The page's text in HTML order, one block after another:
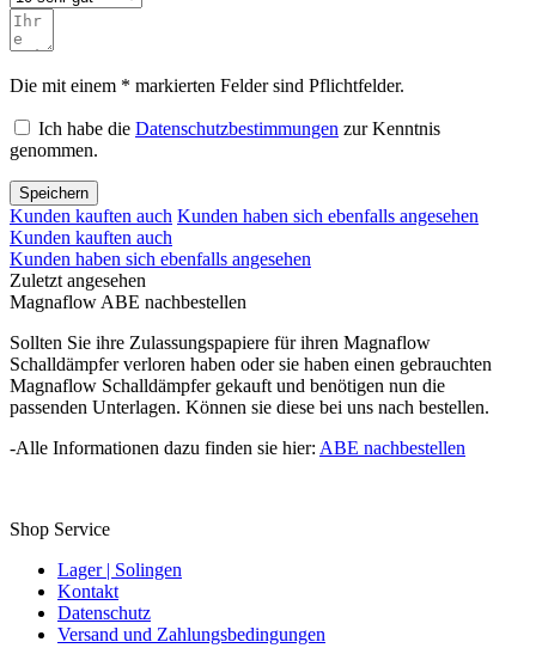
Die mit einem * markierten Felder sind Pflichtfelder.
Ich habe die Datenschutzbestimmungen zur Kenntnis
genommen.
Speichern
Kunden kauften auch Kunden haben sich ebenfalls angesehen
Kunden kauften auch
Kunden haben sich ebenfalls angesehen
Zuletzt angesehen
Magnaflow ABE nachbestellen
Sollten Sie ihre Zulassungspapiere für ihren Magnaflow
Schalldämpfer verloren haben oder sie haben einen gebrauchten
Magnaflow Schalldämpfer gekauft und benötigen nun die
passenden Unterlagen. Können sie diese bei uns nach bestellen.
-Alle Informationen dazu finden sie hier: ABE nachbestellen
Shop Service
Lager | Solingen
Kontakt
Datenschutz
Versand und Zahlungsbedingungen